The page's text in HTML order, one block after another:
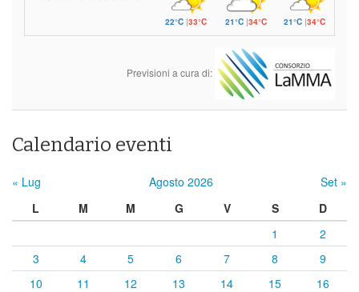
22°C|33°C 21°C|34°C 21°C |34°C
Previsioni a cura di:
Calendario eventi
« Lug Agosto 2026
Set »
L
M M G V S
D
1
2
3
4 5 6 7 8
9
10
11 12 13 14 15
16